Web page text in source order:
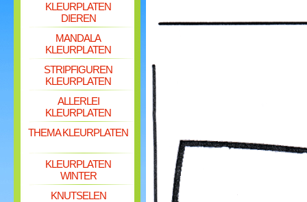
KLEURPLATEN
DIEREN
MANDALA
KLEURPLATEN
STRIPFIGUREN
KLEURPLATEN
ALLERLEI
KLEURPLATEN
THEMA KLEURPLATEN
KLEURPLATEN
WINTER
KNUTSELEN